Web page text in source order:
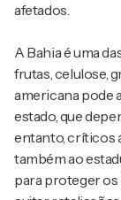
afetados.
A Bahia é uma
frutas, celulose,
americana pode
estado, que
entanto, críticos
também ao
para proteger